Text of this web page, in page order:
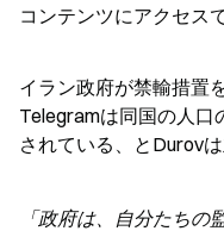
コンテンツにアクセス
イラン政府が禁輸措置
Telegramは同国の人口
されている、とDurov
「政府は、自分たち